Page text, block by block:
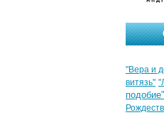
"Вера и
витязь"
подобие"